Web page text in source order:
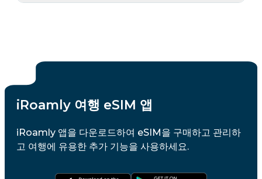
iRoamly 여행 eSIM 앱
iRoamly 앱을 다운로드하여 eSIM을 구매하고 관리하
고 여행에 유용한 추가 기능을 사용하세요.